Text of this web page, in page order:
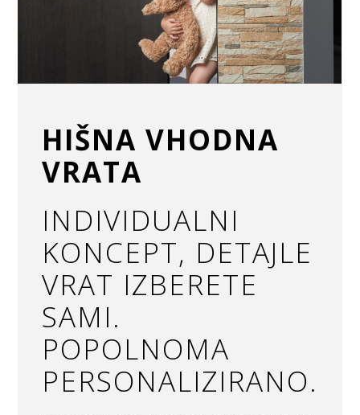
HIŠNA VHODNA
VRATA
INDIVIDUALNI
KONCEPT, DETAJLE
VRAT IZBERETE
SAMI.
POPOLNOMA
PERSONALIZIRANO.